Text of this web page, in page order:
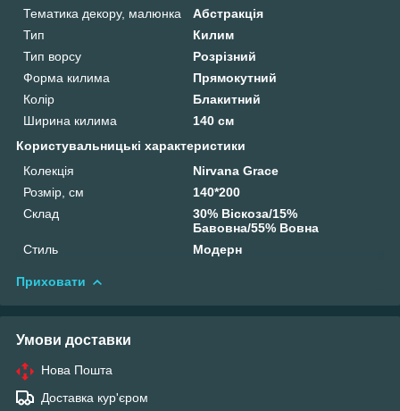
Тематика декору, малюнка
Абстракція
Тип
Килим
Тип ворсу
Розрізний
Форма килима
Прямокутний
Колір
Блакитний
Ширина килима
140 см
Користувальницькі характеристики
Колекція
Nirvana Grace
Розмір, см
140*200
Склад
30% Віскоза/15%
Бавовна/55% Вовна
Стиль
Модерн
Приховати
Умови доставки
Нова Пошта
Доставка кур'єром